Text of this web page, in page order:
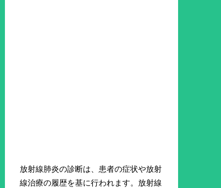
放射線肺炎の診断は、患者の症状や放射
線治療の履歴を基に行われます。放射線